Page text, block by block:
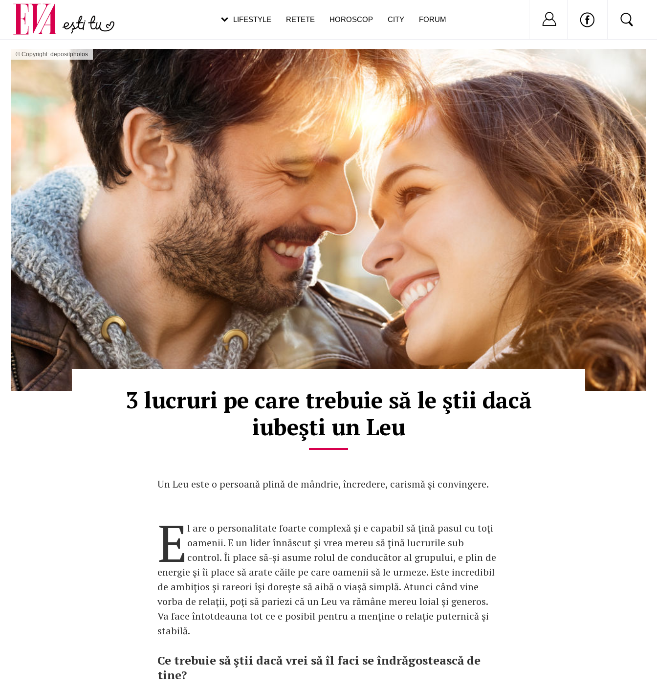
© Copyright: depositphotos
3 lucruri pe care trebuie să le ştii dacă
iubeşti un Leu
Un Leu este o persoană plină de mândrie, încredere, carismă şi convingere.
E l are o personalitate foarte complexă şi e capabil să ţină pasul cu toţi
oamenii. E un lider înnăscut şi vrea mereu să ţină lucrurile sub
control. Îi place să-şi asume rolul de conducător al grupului, e plin de
energie şi îi place să arate căile pe care oamenii să le urmeze. Este incredibil
de ambiţios şi rareori îşi doreşte să aibă o viaşă simplă. Atunci când vine
vorba de relaţii, poţi să pariezi că un Leu va rămâne mereu loial şi generos.
Va face întotdeauna tot ce e posibil pentru a menţine o relaţie puternică şi
stabilă.
Ce trebuie să ştii dacă vrei să îl faci se îndrăgostească de
tine?
LIFESTYLE RETETE HOROSCOP CITY FORUM Nu ai cont?
Carieră
Actualitate
pe măsură ce înaintezi în vârstă
de dureroasă este investigația